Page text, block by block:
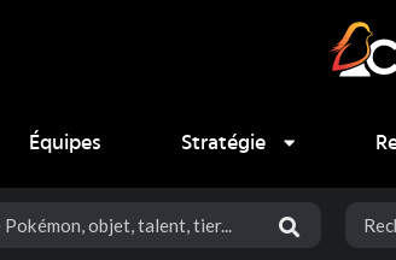
Équipes
Stratégie